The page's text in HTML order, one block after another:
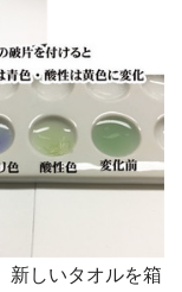
新しいタオルを箱